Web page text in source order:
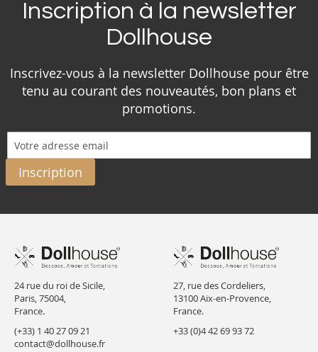
Inscription à la newsletter
Dollhouse
Inscrivez-vous à la newsletter Dollhouse pour être
tenu au courant des nouveautés, bon plans et
promotions.
Inscription
24 rue du roi de Sicile,
Paris, 75004,
France.
(+33) 1 40 27 09 21
contact@dollhouse.fr
27, rue des Cordeliers,
13100 Aix-en-Provence,
France.
+33 (0)4 42 69 93 72